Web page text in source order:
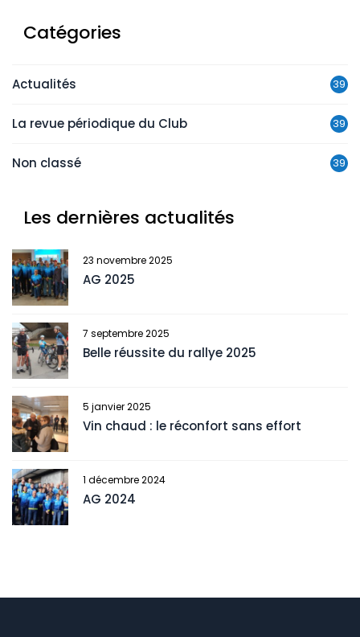
Catégories
Actualités 39
La revue périodique du Club 39
Non classé 39
Les dernières actualités
23 novembre 2025
AG 2025
7 septembre 2025
Belle réussite du rallye 2025
5 janvier 2025
Vin chaud : le réconfort sans effort
1 décembre 2024
AG 2024